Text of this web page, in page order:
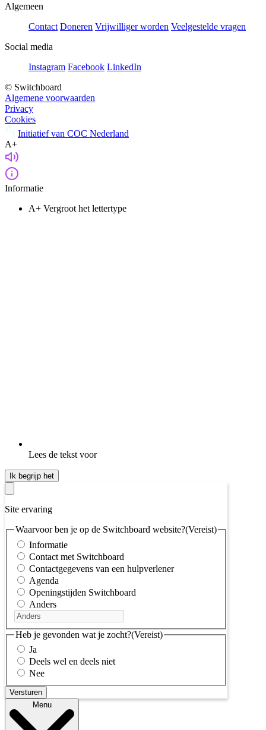
Algemeen
Contact Doneren Vrijwilliger worden Veelgestelde vragen
Social media
Instagram Facebook LinkedIn
© Switchboard
Algemene voorwaarden
Privacy
Cookies
Initiatief van COC Nederland
A+
Informatie
A+ Vergroot het lettertype
Lees de tekst voor
Ik begrijp het
Site ervaring
Waarvoor ben je op de Switchboard website?(Vereist)
Informatie
Contact met Switchboard
Contactgegevens van een hulpverlener
Agenda
Openingstijden Switchboard
Anders
Heb je gevonden wat je zocht?(Vereist)
Ja
Deels wel en deels niet
Nee
Menu